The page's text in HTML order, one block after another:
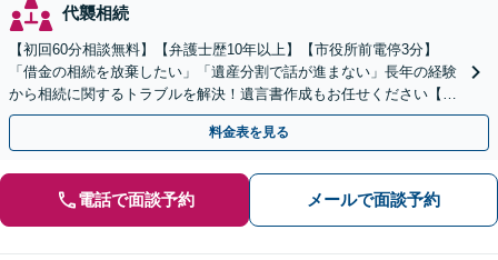
代襲相続
【初回60分相談無料】【弁護士歴10年以上】【市役所前電停3分】
「借金の相続を放棄したい」「遺産分割で話が進まない」長年の経験
から相続に関するトラブルを解決！遺言書作成もお任せください【出
張遺言書作成サービス有り】
料金表を見る
電話で面談予約 メールで面談予約